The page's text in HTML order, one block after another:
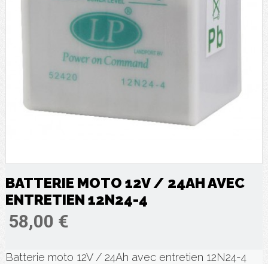
BATTERIE MOTO 12V / 24AH AVEC
ENTRETIEN 12N24-4
58,00 €
Batterie moto 12V / 24Ah avec entretien 12N24-4